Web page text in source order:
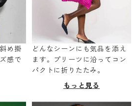
め掛
感で
どんなシーンにも気品を添え
ます。プリーツに沿ってコン
パクトに折りたたみ。
もっと見る